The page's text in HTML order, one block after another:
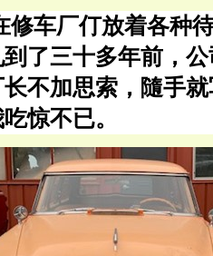
修车厂仃放着各种
了三十多年前，
不加思索，隨手
惊不已。